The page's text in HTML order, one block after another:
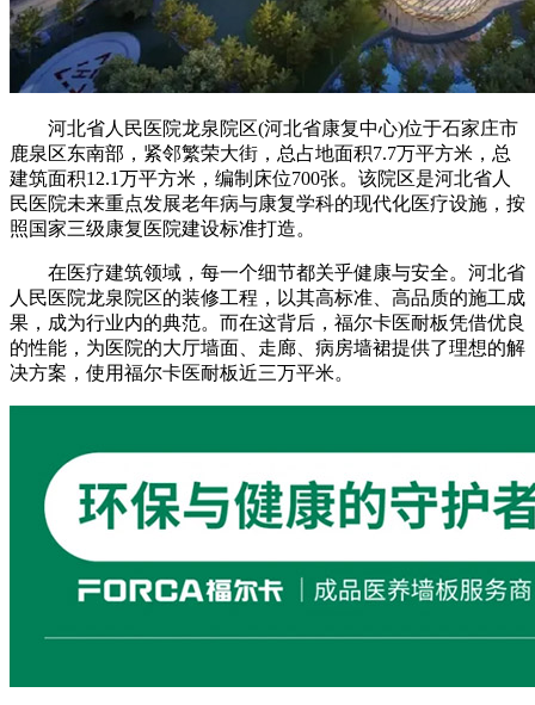
河北省人民医院龙泉院区(河北省康复中心)位于石家庄市
鹿泉区东南部，紧邻繁荣大街，总占地面积7.7万平方米，总
建筑面积12.1万平方米，编制床位700张。该院区是河北省人
民医院未来重点发展老年病与康复学科的现代化医疗设施，按
照国家三级康复医院建设标准打造。
在医疗建筑领域，每一个细节都关乎健康与安全。河北省
人民医院龙泉院区的装修工程，以其高标准、高品质的施工成
果，成为行业内的典范。而在这背后，福尔卡医耐板凭借优良
的性能，为医院的大厅墙面、走廊、病房墙裙提供了理想的解
决方案，使用福尔卡医耐板近三万平米。